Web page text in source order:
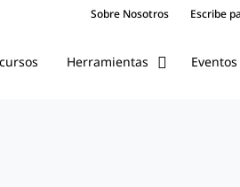
Sobre Nosotros Escribe
Herramientas Eventos